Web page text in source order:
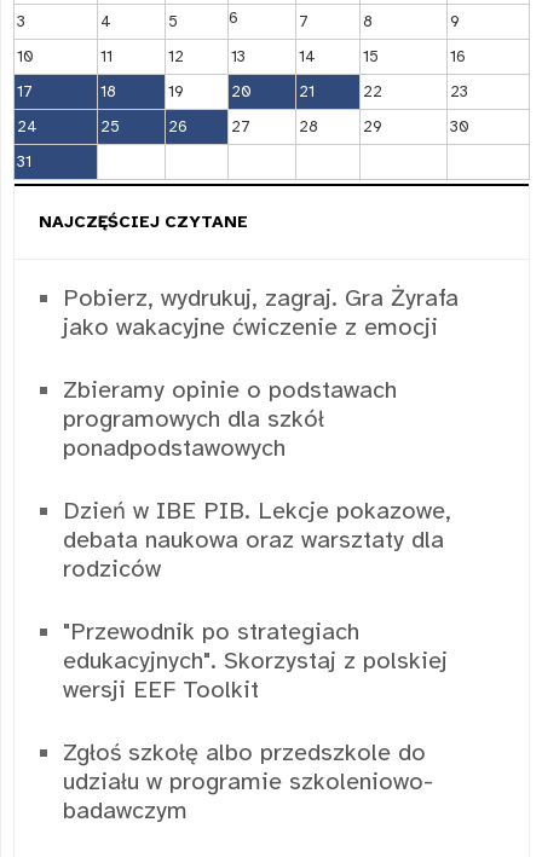
3
4 5 6 7 8
9
10
11 12 13 14 15
16
17
18 19 20 21 22
23
24
25 26 27 28 29
30
31
NAJCZĘŚCIEJ CZYTANE
Pobierz, wydrukuj, zagraj. Gra Żyrafa
jako wakacyjne ćwiczenie z emocji
Zbieramy opinie o podstawach
programowych dla szkół
ponadpodstawowych
Dzień w IBE PIB. Lekcje pokazowe,
debata naukowa oraz warsztaty dla
rodziców
"Przewodnik po strategiach
edukacyjnych". Skorzystaj z polskiej
wersji EEF Toolkit
Zgłoś szkołę albo przedszkole do
udziału w programie szkoleniowo-
badawczym